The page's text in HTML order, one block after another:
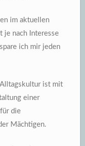
im aktuellen
je nach Interesse
ich mir jeden
ist mit
einer
die
Mächtigen.